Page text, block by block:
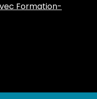
Formation-